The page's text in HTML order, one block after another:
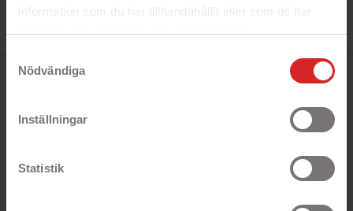
information som du har tillhandahållit eller som de har
Nödvändiga
Inställningar
Statistik
1 Produkt
- Skydda din telefon mot repor och stötar